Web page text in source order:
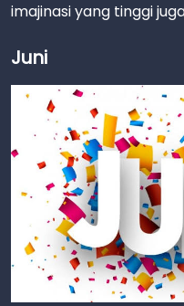
imajinasi yang tinggi
Juni